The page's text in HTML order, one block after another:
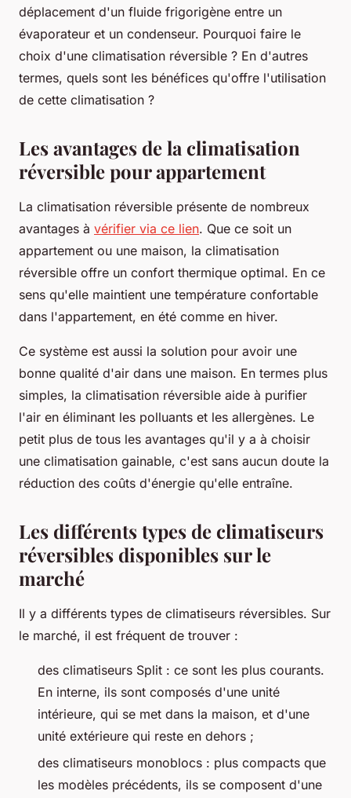
déplacement d'un fluide frigorigène entre un
évaporateur et un condenseur. Pourquoi faire le
choix d'une climatisation réversible ? En d'autres
termes, quels sont les bénéfices qu'offre l'utilisation
de cette climatisation ?
Les avantages de la climatisation
réversible pour appartement
La climatisation réversible présente de nombreux
avantages à vérifier via ce lien. Que ce soit un
appartement ou une maison, la climatisation
réversible offre un confort thermique optimal. En ce
sens qu'elle maintient une température confortable
dans l'appartement, en été comme en hiver.
Ce système est aussi la solution pour avoir une
bonne qualité d'air dans une maison. En termes plus
simples, la climatisation réversible aide à purifier
l'air en éliminant les polluants et les allergènes. Le
petit plus de tous les avantages qu'il y a à choisir
une climatisation gainable, c'est sans aucun doute la
réduction des coûts d'énergie qu'elle entraîne.
Les différents types de climatiseurs
réversibles disponibles sur le
marché
Il y a différents types de climatiseurs réversibles. Sur
le marché, il est fréquent de trouver :
des climatiseurs Split : ce sont les plus courants.
En interne, ils sont composés d'une unité
intérieure, qui se met dans la maison, et d'une
unité extérieure qui reste en dehors ;
des climatiseurs monoblocs : plus compacts que
les modèles précédents, ils se composent d'une